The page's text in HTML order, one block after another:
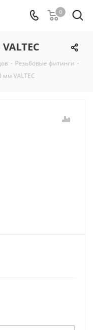
0
- Резьбовые фитинги -
VALTEC